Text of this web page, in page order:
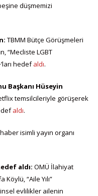
düşmemizi
TBMM Bütçe Görüşmeleri
“Mecliste LGBT
hedefaldı.
Başkanı Hüseyin
temsilcileriyle görüşerek
aldı.
isimli yayın organı
aldı: OMÜ İlahiyat
“Aile Yılı”
evlilikler ailenin